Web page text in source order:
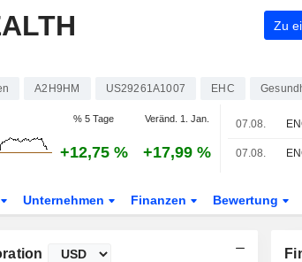
Zu
A2H9HM US29261A1007 EHC
% 5 Tage Veränd. 1. Jan.
+12,75 % +17,99 %
07.08.
07.08.
Unternehmen Finanzen Bewertung